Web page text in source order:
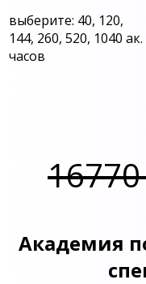
выберите: 40, 120,
144, 260, 520, 1040 ак.
часов
Академия